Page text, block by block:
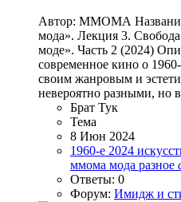
Автор: ММОМА
мода». Лекция 3.
моде». Часть 2 (2024)
современное кино о
своим жанровым и
невероятно разными, но
Брат Тук
Тема
8 Июн 2024
1960-е 2024
ммома мода разное
Ответы: 0
Форум: Имидж и